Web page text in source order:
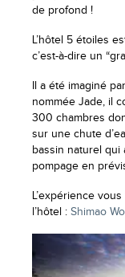
de profond !
L’hôtel 5 étoiles
c’est-à-dire un
Il a été imaginé
nommée Jade, il
300 chambres
sur une chute
bassin naturel qui
pompage en
L’expérience
l’hôtel : Shimao